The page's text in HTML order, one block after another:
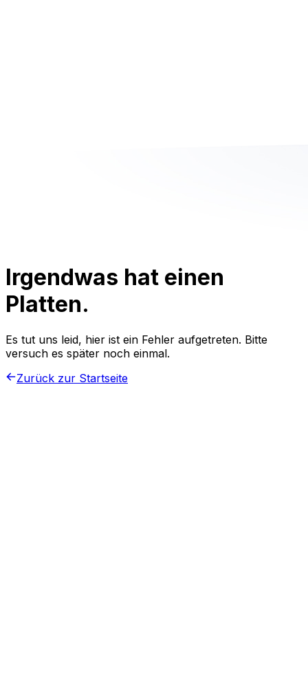
Irgendwas hat einen
Platten.
Es tut uns leid, hier ist ein Fehler aufgetreten. Bitte
versuch es später noch einmal.
Zurück zur Startseite